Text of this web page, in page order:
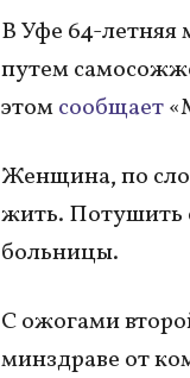
В Уфе 64-летняя
путем
этомсообщает
Женщина, по
жить. Потушить
больницы.
С ожогами
минздраве от